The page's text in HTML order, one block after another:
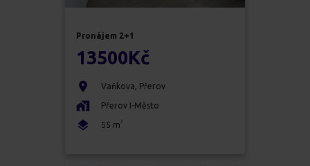
Pronájem 2+1
13500Kč
Vaňkova, Přerov
Přerov I-Město
55 m 2